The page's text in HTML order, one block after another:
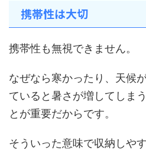
携帯性は大切
携帯性も無視できません。
なぜなら寒かったり、天候
ていると暑さが増してしま
とが重要だからです。
そういった意味で収納しや